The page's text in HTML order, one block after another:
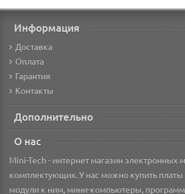
Информация
Доставка
Оплата
Гарантия
Контакты
Дополнительно
О нас
Mini-Tech - интернет магазин электронных
комплектующих. У нас можно купить
модули к ним, мини-компьютеры,